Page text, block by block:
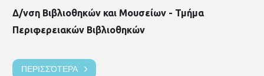
Δ/νση Βιβλιοθηκών και Μουσείων - Τμήμα
Περιφερειακών Βιβλιοθηκών
ΠΕΡΙΣΣΌΤΕΡΑ